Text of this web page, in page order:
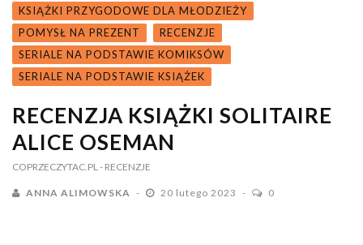
KSIĄŻKI PRZYGODOWE DLA MŁODZIEŻY
POMYSŁ NA PREZENT
RECENZJE
SERIALE NA PODSTAWIE KOMIKSÓW
SERIALE NA PODSTAWIE KSIĄŻEK
RECENZJA KSIĄŻKI SOLITAIRE
ALICE OSEMAN
COPRZECZYTAC.PL - RECENZJE
ANNA ALIMOWSKA 20 lutego 2023 0